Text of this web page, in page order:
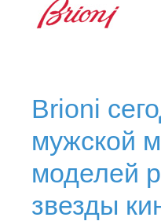
Brioni
мужской
моделей
звезды